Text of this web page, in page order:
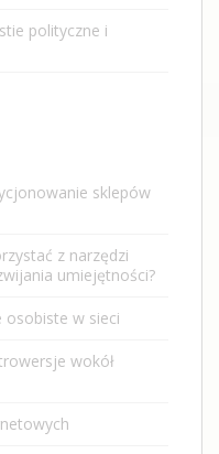
polityczne i
sklepów
z narzędzi
umiejętności?
osobiste w sieci
wokół